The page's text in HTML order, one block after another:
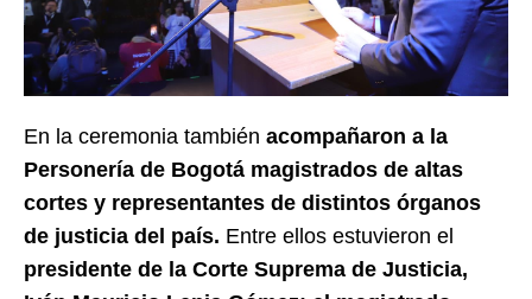
En la ceremonia también acompañaron a la
Personería de Bogotá magistrados de altas
cortes y representantes de distintos órganos
de justicia del país. Entre ellos estuvieron el
presidente de la Corte Suprema de Justicia,